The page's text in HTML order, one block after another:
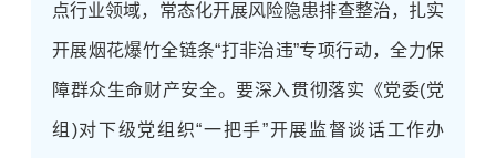
点行业领域，常态化开展风险隐患排查整治，扎实
开展烟花爆竹全链条“打非治违”专项行动，全力保
障群众生命财产安全。要深入贯彻落实《党委(党
组)对下级党组织“一把手”开展监督谈话工作办